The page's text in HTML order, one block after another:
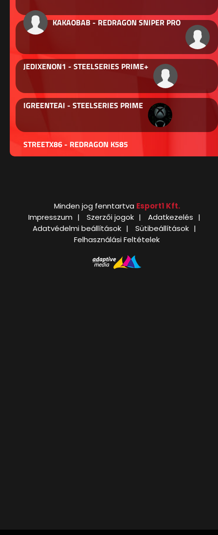
KAKAOBAB - REDRAGON SNIPER PRO
JEDIXENON1 - STEELSERIES PRIME+
IGREENTEAI - STEELSERIES PRIME
STREETX86 - REDRAGON K585
Minden jog fenntartva Esport1 Kft.
Impresszum
Szerzői jogok
Adatkezelés
Adatvédelmi beállítások
Sütibeállítások
Felhasználási Feltételek